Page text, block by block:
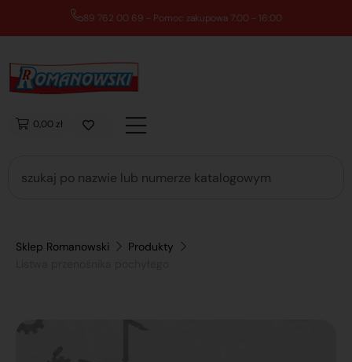
89 762 00 69 - Pomoc zakupowa 7:00 - 16:00
0,00 zł
Sklep Romanowski
Produkty